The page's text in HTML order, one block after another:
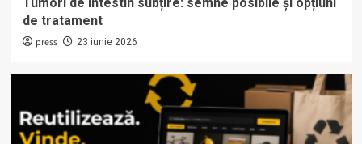
de tratament
press 23 iunie 2026